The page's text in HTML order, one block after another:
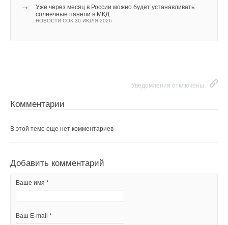
→
Уже через месяц в России можно будет устанавливать
солнечные панели в МКД
НОВОСТИ СОК 30 ИЮЛЯ 2026
Уведомления отключены
Комментарии
В этой теме еще нет комментариев
Добавить комментарий
Ваше имя *
Ваш E-mail *